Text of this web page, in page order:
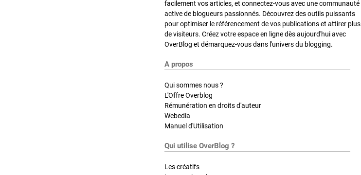
facilement vos articles, et connectez-vous avec une communauté
active de blogueurs passionnés. Découvrez des outils puissants
pour optimiser le référencement de vos publications et attirer plus
de visiteurs. Créez votre espace en ligne dès aujourd'hui avec
OverBlog et démarquez-vous dans l'univers du blogging.
A propos
Qui sommes nous ?
L'Offre Overblog
Rémunération en droits d'auteur
Webedia
Manuel d'Utilisation
Qui utilise OverBlog ?
Les créatifs